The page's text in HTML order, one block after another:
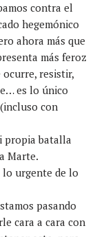
contra el
hegemónico
ahora más que
más feroz
resistir,
es lo único
con
propia batalla
Marte.
lo urgente de lo
pasando
cara a cara con